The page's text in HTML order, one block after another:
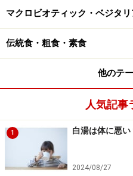
江戸時代には、甘酒を夏
だく、あるいは暑い時こ
ね。
甘酒を楽しむ簡単レ
おいしい甘酒の作り方は、
ジャーでの作り方
マクロビオティック・ベジタ
伝統食・粗食・素食
他のテ
人気記事
1 白湯は体に悪
2024/08/27